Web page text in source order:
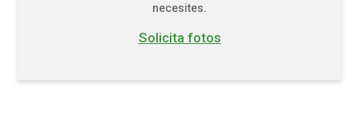
necesites.
Solicita fotos